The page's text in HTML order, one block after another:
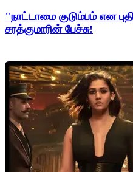
"நாட்டாமை குடும்பம் என
சரத்குமாரின் பேச்சு!